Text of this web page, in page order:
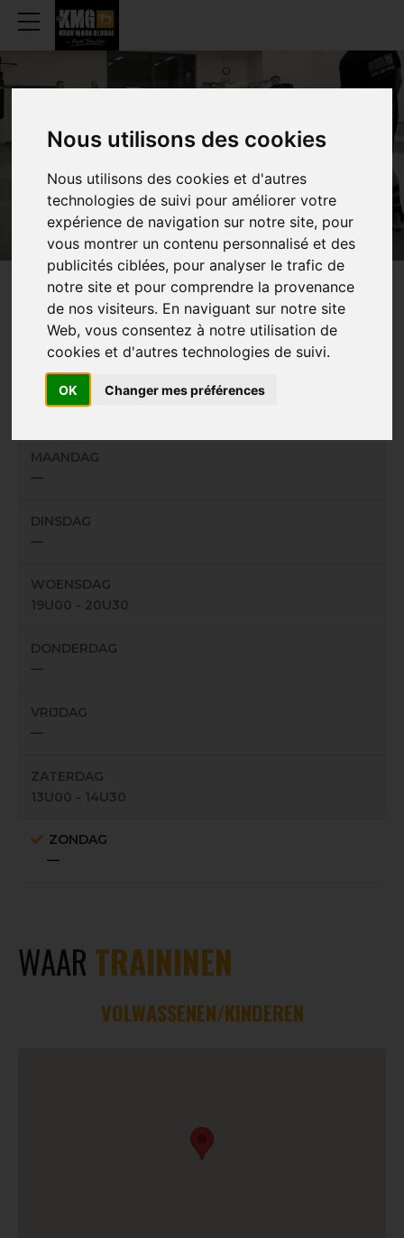
Nous utilisons des cookies
Nous utilisons des cookies et d'autres
technologies de suivi pour améliorer votre
expérience de navigation sur notre site, pour
vous montrer un contenu personnalisé et des
publicités ciblées, pour analyser le trafic de
notre site et pour comprendre la provenance
de nos visiteurs. En naviguant sur notre site
Web, vous consentez à notre utilisation de
cookies et d'autres technologies de suivi.
OK Changer mes préférences
ELSENE
WEKELIJKSUURROOSTEN
TRAINING (VOLWASSENEN)
Sportcentrum Albert Demuyter - Voltastraat, 18 - 1050 Elsene
MAANDAG
—
DINSDAG
—
WOENSDAG
19U00 - 20U30
DONDERDAG
—
VRIJDAG
—
ZATERDAG
13U00 - 14U30
ZONDAG
—
WAAR TRAININEN
VOLWASSENEN/KINDEREN